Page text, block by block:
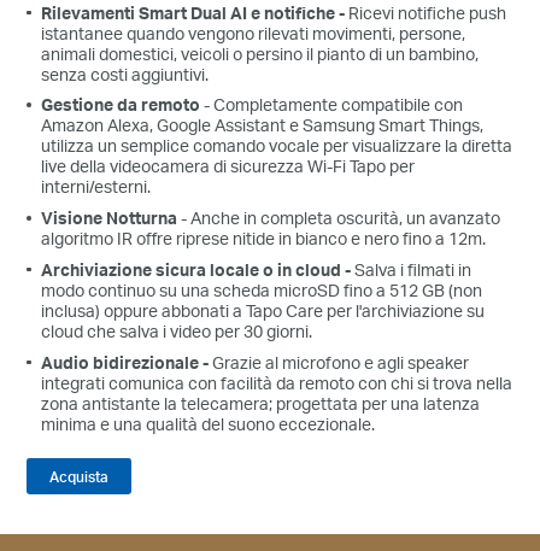
Rilevamenti Smart Dual AI e notifiche - Ricevi notifiche push
istantanee quando vengono rilevati movimenti, persone,
animali domestici, veicoli o persino il pianto di un bambino,
senza costi aggiuntivi.
Gestione da remoto - Completamente compatibile con
Amazon Alexa, Google Assistant e Samsung Smart Things,
utilizza un semplice comando vocale per visualizzare la diretta
live della videocamera di sicurezza Wi-Fi Tapo per
interni/esterni.
Visione Notturna - Anche in completa oscurità, un avanzato
algoritmo IR offre riprese nitide in bianco e nero fino a 12m.
Archiviazione sicura locale o in cloud -Salva i filmati in
modo continuo su una scheda microSD fino a 512 GB (non
inclusa) oppure abbonati a Tapo Care per l'archiviazione su
cloud che salva i video per 30 giorni.
Audio bidirezionale -Grazie al microfono e agli speaker
integrati comunica con facilità da remoto con chi si trova nella
zona antistante la telecamera; progettata per una latenza
minima e una qualità del suono eccezionale.
Acquista